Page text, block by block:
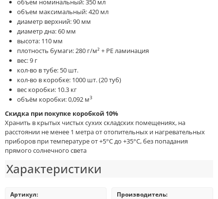
объем номинальный: 350 мл
объем максимальный: 420 мл
диаметр верхний: 90 мм
диаметр дна: 60 мм
высота: 110 мм
плотность бумаги: 280 г/м² + PE ламинация
вес: 9 г
кол-во в тубе: 50 шт.
кол-во в коробке: 1000 шт. (20 туб)
вес коробки: 10.3 кг
объём коробки: 0,092 м3
Скидка при покупке коробкой 10%
Хранить в крытых чистых сухих складских помещениях, на
расстоянии не менее 1 метра от отопительных и нагревательных
приборов при температуре от +5°С до +35°С, без попадания
прямого солнечного света
Характеристики
Артикул: Производитель: